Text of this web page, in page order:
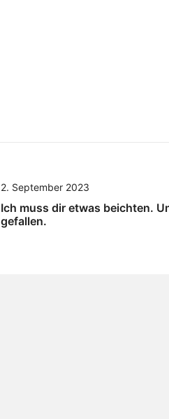
2. September 2023
Ich muss dir etwas beichten.
gefallen.